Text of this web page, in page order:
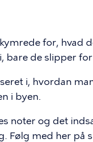
for, hvad
bare de slipper for
i, hvordan
i byen.
noter og det
Følg med her på